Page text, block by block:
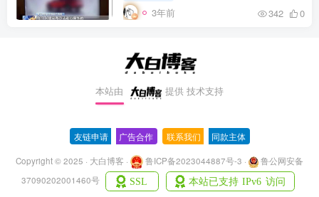
3年前 342 0
本站由 提供 技术支持
友链申请 广告合作 联系我们 同款主体
Copyright © 2025 · 大白博客 · 鲁ICP备2023044887号-3 ·
鲁公网安备
37090202001460号